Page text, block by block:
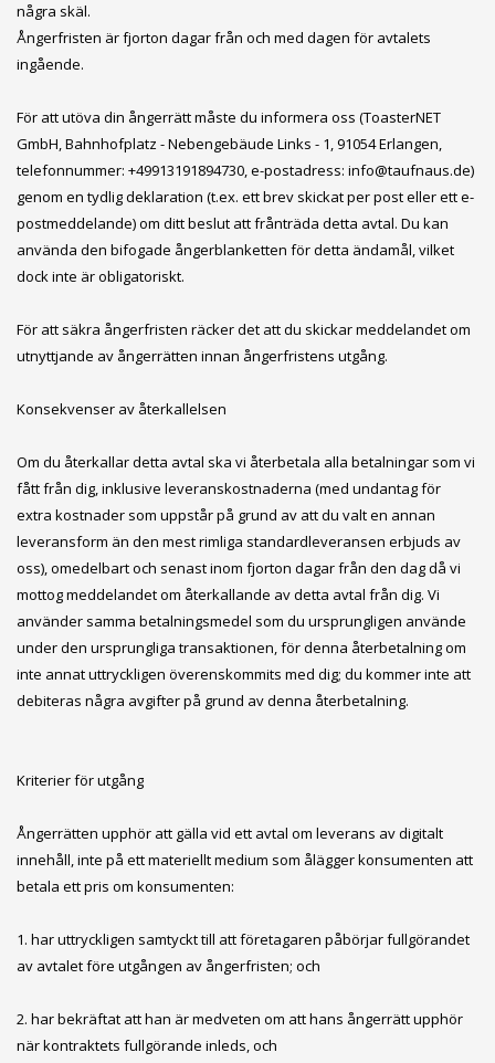
några skäl.
Ångerfristen är fjorton dagar från och med dagen för avtalets
ingående.
För att utöva din ångerrätt måste du informera oss (ToasterNET
GmbH, Bahnhofplatz - Nebengebäude Links - 1, 91054 Erlangen,
telefonnummer: +49913191894730, e-postadress: info@taufnaus.de)
genom en tydlig deklaration (t.ex. ett brev skickat per post eller ett e-
postmeddelande) om ditt beslut att frånträda detta avtal. Du kan
använda den bifogade ångerblanketten för detta ändamål, vilket
dock inte är obligatoriskt.
För att säkra ångerfristen räcker det att du skickar meddelandet om
utnyttjande av ångerrätten innan ångerfristens utgång.
Konsekvenser av återkallelsen
Om du återkallar detta avtal ska vi återbetala alla betalningar som vi
fått från dig, inklusive leveranskostnaderna (med undantag för
extra kostnader som uppstår på grund av att du valt en annan
leveransform än den mest rimliga standardleveransen erbjuds av
oss), omedelbart och senast inom fjorton dagar från den dag då vi
mottog meddelandet om återkallande av detta avtal från dig. Vi
använder samma betalningsmedel som du ursprungligen använde
under den ursprungliga transaktionen, för denna återbetalning om
inte annat uttryckligen överenskommits med dig; du kommer inte att
debiteras några avgifter på grund av denna återbetalning.
Kriterier för utgång
Ångerrätten upphör att gälla vid ett avtal om leverans av digitalt
innehåll, inte på ett materiellt medium som ålägger konsumenten att
betala ett pris om konsumenten:
1. har uttryckligen samtyckt till att företagaren påbörjar fullgörandet
av avtalet före utgången av ångerfristen; och
2. har bekräftat att han är medveten om att hans ångerrätt upphör
när kontraktets fullgörande inleds, och